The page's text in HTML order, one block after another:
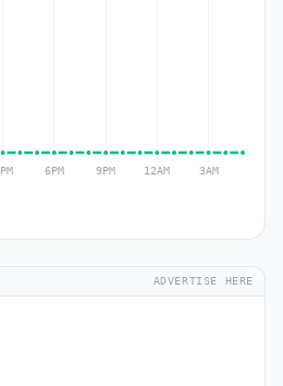
ADVERTISE HERE